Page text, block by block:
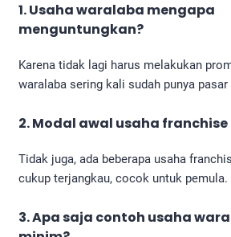
1. Usaha waralaba mengapa
menguntungkan?
Karena tidak lagi harus melakukan
waralaba sering kali sudah punya
2. Modal awal usaha
Tidak juga, ada beberapa usaha
cukup terjangkau, cocok untuk pemula.
3. Apa saja contoh usaha